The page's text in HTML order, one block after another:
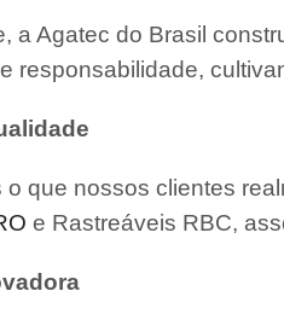
a Agatec do Brasil
responsabilidade,
que nossos clientes
e Rastreáveis RBC,